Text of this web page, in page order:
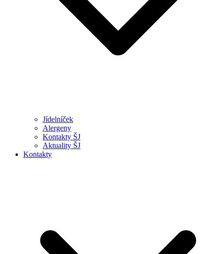
Jídelníček
Alergeny
Kontakty ŠJ
Aktuality ŠJ
Kontakty